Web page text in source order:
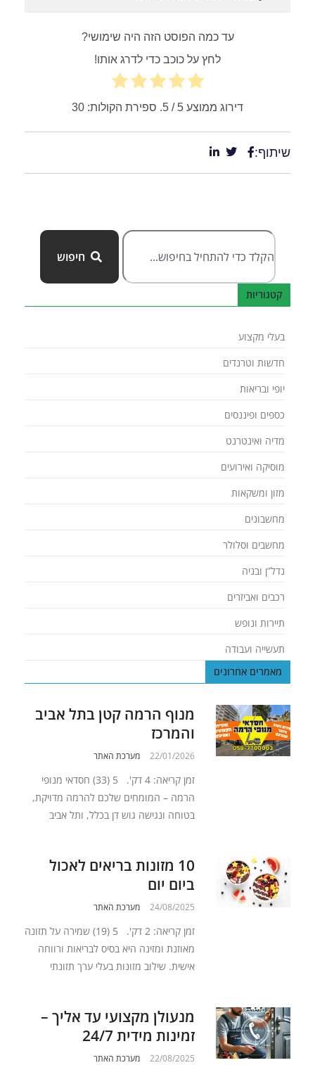
עד כמה הפוסט הזה היה שימושי?
לחץ על כוכב כדי לדרג אותו!
דירוג ממוצע 5 / 5. ספירת הקולות: 30
שיתוף:
חיפוש
קטגוריות
בעלי מקצוע
חדשות וטרנדים
יופי ובריאות
כספים ופיננסים
מדיה ואינטרנט
מוסיקה ואירועים
מזון ומשקאות
מחשבונים
מחשבים וסלולר
נדל”ן ובניה
רכבים ואביזרים
תיירות ונופש
תעשייה ועבודה
מאמרים אחרונים
מנוף הרמה קטן בתל אביב
והמרכז
22/01/2026 מערכת האתר
זמן קריאה: 4 דק'. 5 (33) חסדאי מנופי
הרמה – המומחים שלכם להרמה מדויקת,
בטוחה ונגישה גוש דן בכלל, ותל אביב
10 מזונות בריאים לאכול
ביום יום
24/08/2025 מערכת האתר
זמן קריאה: 2 דק'. 5 (19) שמירה על תזונה
מאוזנת ומזינה היא בסיס לבריאות ורווחה
אישית. שילוב מזונות בעלי ערך תזונתי
מנעולן מקצועי עד אליך –
זמינות מידית 24/7
22/08/2025 מערכת האתר